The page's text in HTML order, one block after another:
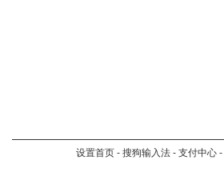
设置首页 - 搜狗输入法 - 支付中心 -